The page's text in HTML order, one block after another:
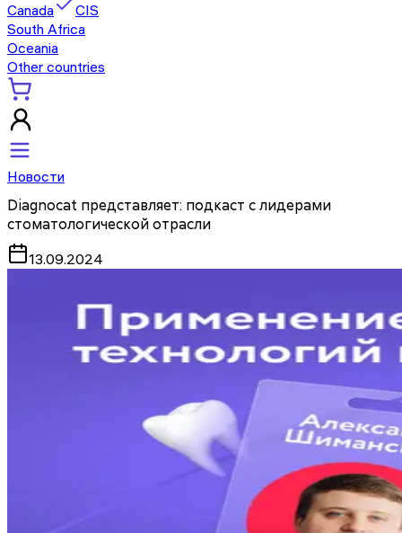
Canada
CIS
South Africa
Oceania
Other countries
Новости
Diagnocat представляет: подкаст с лидерами
стоматологической отрасли
13.09.2024